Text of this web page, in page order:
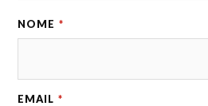
NOME *
EMAIL *